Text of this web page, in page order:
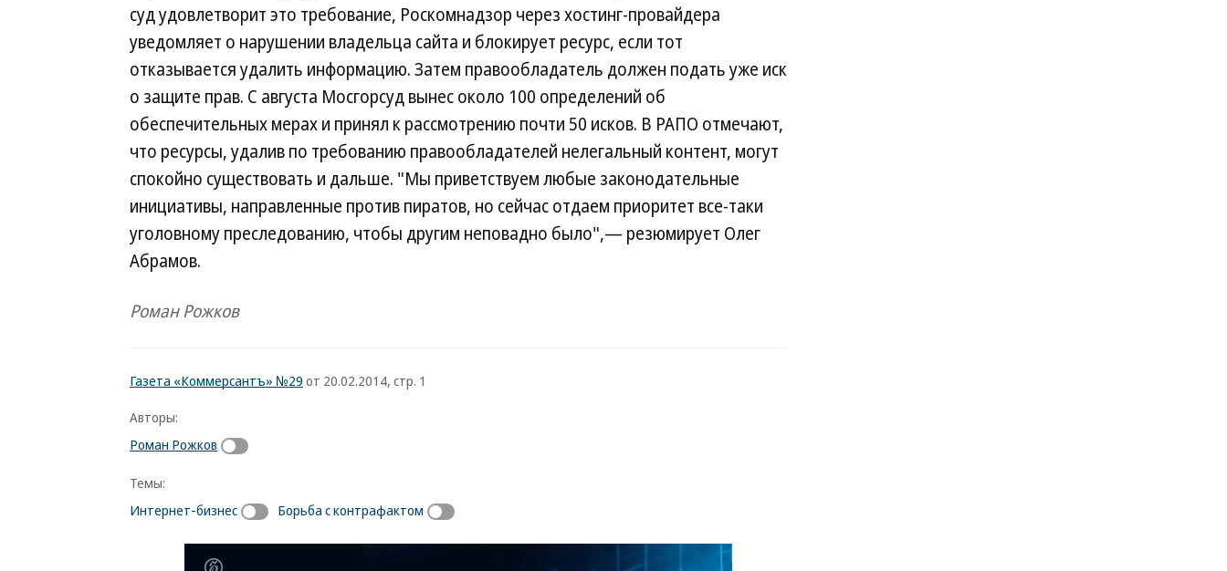
суд удовлетворит это требование, Роскомнадзор через хостинг-провайдера
уведомляет о нарушении владельца сайта и блокирует ресурс, если тот
отказывается удалить информацию. Затем правообладатель должен подать уже иск
о защите прав. С августа Мосгорсуд вынес около 100 определений об
обеспечительных мерах и принял к рассмотрению почти 50 исков. В РАПО отмечают,
что ресурсы, удалив по требованию правообладателей нелегальный контент, могут
спокойно существовать и дальше. "Мы приветствуем любые законодательные
инициативы, направленные против пиратов, но сейчас отдаем приоритет все-таки
уголовному преследованию, чтобы другим неповадно было",— резюмирует Олег
Абрамов.
Роман Рожков
Газета «Коммерсантъ» №29 от 20.02.2014, стр. 1
Авторы:
Роман Рожков
Темы:
Интернет-бизнес
Борьба с контрафактом